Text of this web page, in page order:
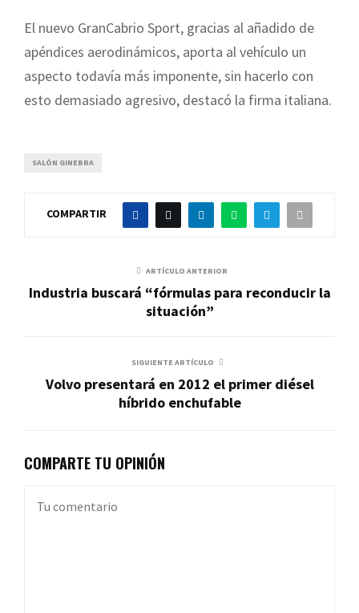
El nuevo GranCabrio Sport, gracias al añadido de
apéndices aerodinámicos, aporta al vehículo un
aspecto todavía más imponente, sin hacerlo con
esto demasiado agresivo, destacó la firma italiana.
SALÓN GINEBRA
COMPARTIR
ARTÍCULO ANTERIOR
Industria buscará “fórmulas para reconducir la
situación”
SIGUIENTE ARTÍCULO
Volvo presentará en 2012 el primer diésel
híbrido enchufable
COMPARTE TU OPINIÓN